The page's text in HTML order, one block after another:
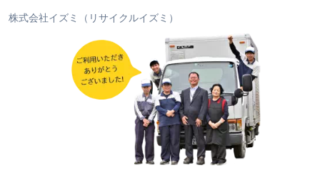
株式会社イズミ（リサイクルイズミ）